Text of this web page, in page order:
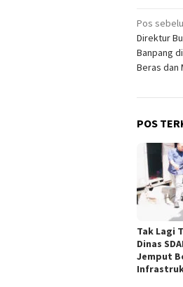
pos
Pos
Direktur
Banpang
Beras dan
POS
Tak Lagi
Dinas
Jemput